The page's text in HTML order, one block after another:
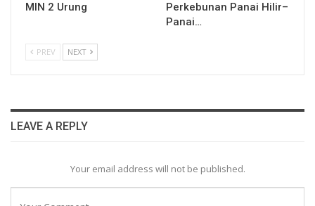
MIN 2 Urung
Perkebunan Panai Hilir–
Panai…
PREV NEXT
LEAVE A REPLY
Your email address will not be published.